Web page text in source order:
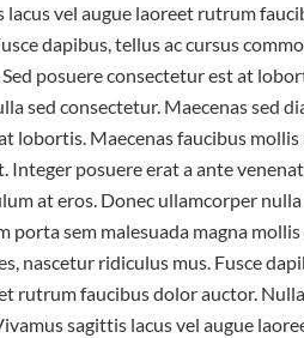
vel augue laoreet rutrum
dapibus, tellus ac cursus
posuere consectetur est at
sed consectetur. Maecenas sed
lobortis. Maecenas faucibus
Integer posuere erat a ante
at eros. Donec ullamcorper
porta sem malesuada magna
nascetur ridiculus mus. Fusce
rutrum faucibus dolor auctor.
sagittis lacus vel augue